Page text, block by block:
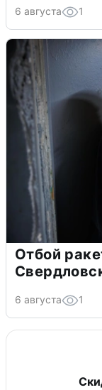
6 августа 1
Отбой
6 августа 1